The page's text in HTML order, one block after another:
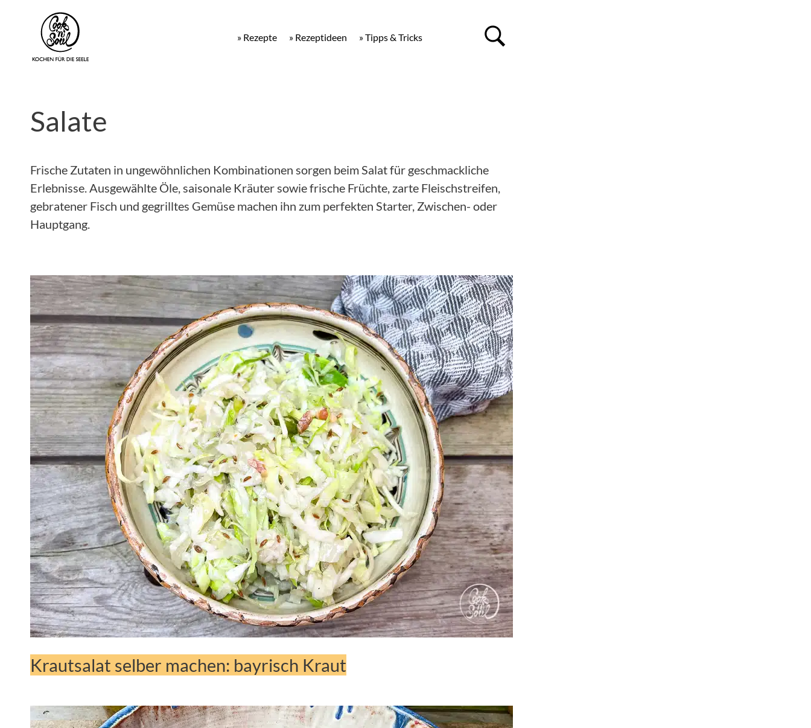
» Tipps & Tricks
» Rezeptideen
» Rezepte
Salate
Frische Zutaten in ungewöhnlichen Kombinationen sorgen beim Salat für geschmackliche
Erlebnisse. Ausgewählte Öle, saisonale Kräuter sowie frische Früchte, zarte Fleischstreifen,
gebratener Fisch und gegrilltes Gemüse machen ihn zum perfekten Starter, Zwischen- oder
Hauptgang.
Krautsalat selber machen: bayrisch Kraut